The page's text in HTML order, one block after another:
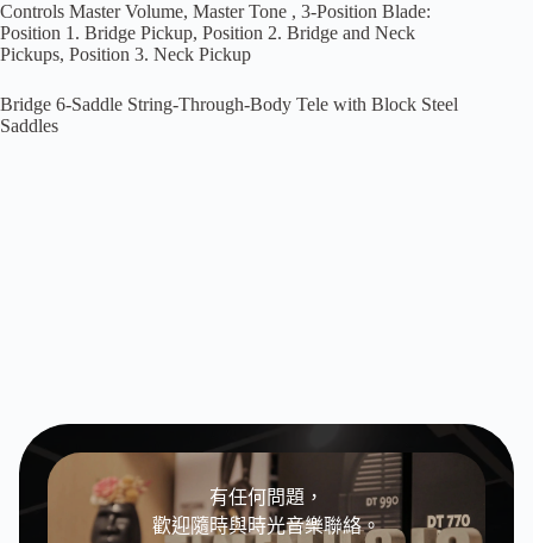
Controls Master Volume, Master Tone , 3-Position Blade:
Position 1. Bridge Pickup, Position 2. Bridge and Neck
Pickups, Position 3. Neck Pickup
Bridge 6-Saddle String-Through-Body Tele with Block Steel
Saddles
有任何問題，
歡迎隨時與時光音樂聯絡。